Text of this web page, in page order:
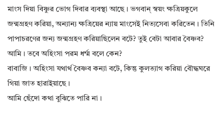
মাংস দিয়া বিষ্ণুর ভোগ দিবার ব্যবস্থা আছে। ভগবান্ স্বয়ং ক্ষত্রিয়কুলে
জন্মগ্রহণ করিয়া, অন্যান্য ক্ষত্রিয়ের ন্যায় মাংসেই নিত্যসেবা করিতেন। তিনি
পাপাচরণের জন্য জন্মগ্রহণ করিয়াছিলেন বটে? তুই বেটা আবার বৈষ্ণব?
আমি। তবে অহিংসা পরম ধর্ম্ম বলে কেন?
বাবাজি। অহিংসা যথার্থ বৈষ্ণব কন্যা বটে, কিন্তু কুলত্যাগ করিয়া বৌদ্ধঘরে
গিয়া জাত হারাইয়াছে।
আমি ছেঁদো কথা বুঝিতে পারি না।